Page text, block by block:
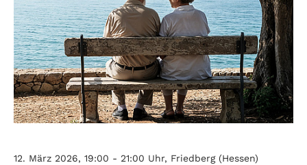
12. März 2026, 19:00 - 21:00 Uhr, Friedberg (Hessen)